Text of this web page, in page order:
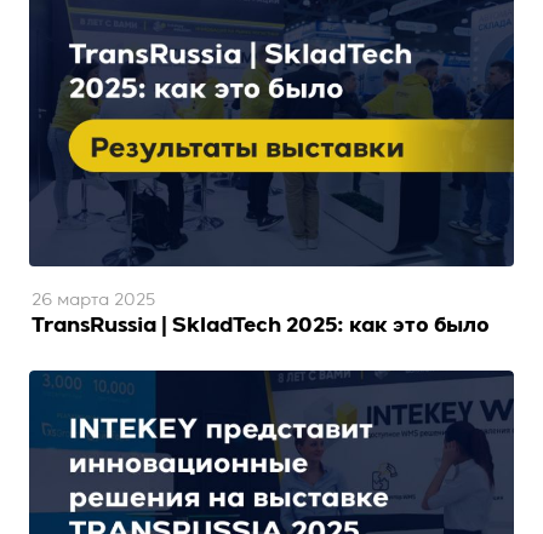
TransRussia | SkladTech 2025: как это было
26 марта 2025